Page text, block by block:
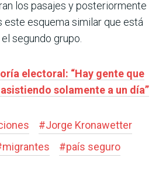
los pasajes y posteriormente
este esquema similar que está
segundo grupo.
electoral: “Hay gente que
solamente a un día”
#Jorge Kronawetter
migrantes #país seguro